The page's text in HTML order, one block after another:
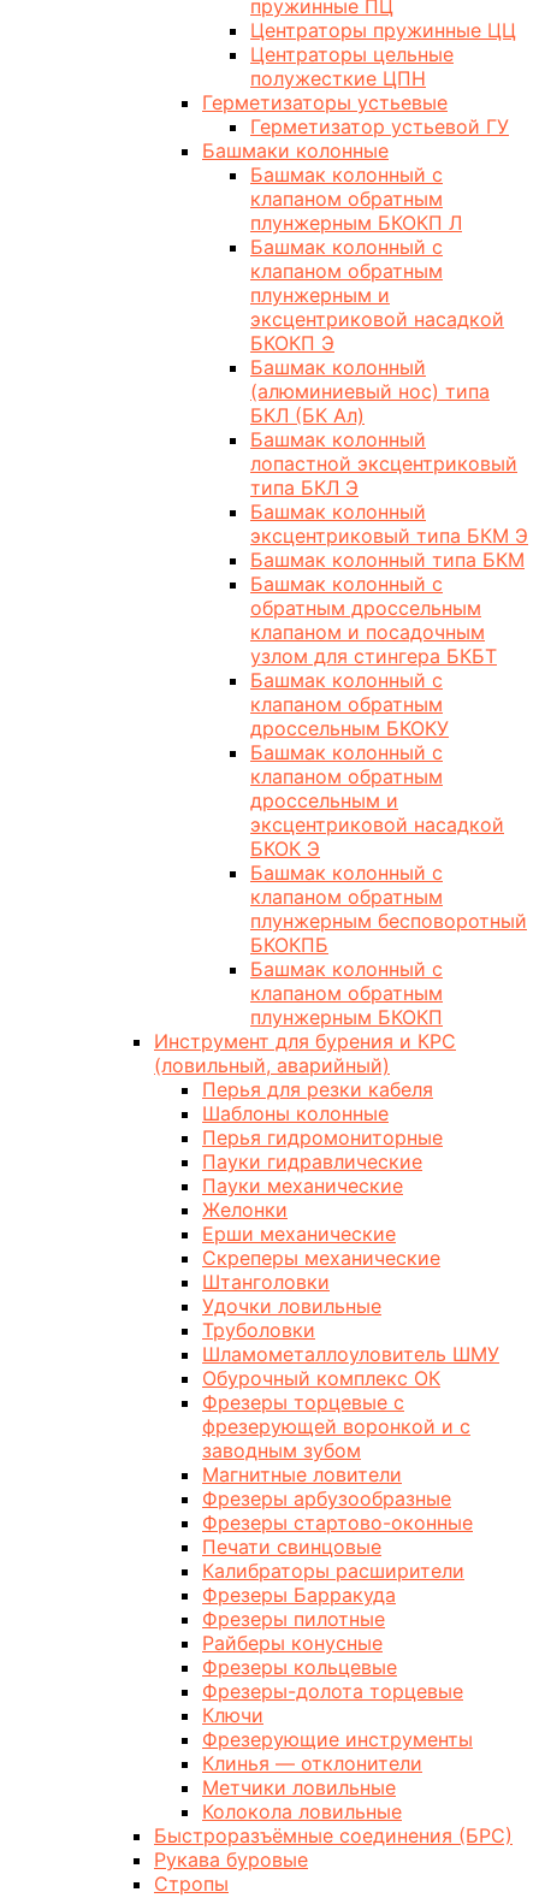
пружинные ПЦ
Центраторы пружинные ЦЦ
Центраторы цельные
полужесткие ЦПН
Герметизаторы устьевые
Герметизатор устьевой ГУ
Башмаки колонные
Башмак колонный с
клапаном обратным
плунжерным БКОКП Л
Башмак колонный с
клапаном обратным
плунжерным и
эксцентриковой насадкой
БКОКП Э
Башмак колонный
(алюминиевый нос) типа
БКЛ (БК Ал)
Башмак колонный
лопастной эксцентриковый
типа БКЛ Э
Башмак колонный
эксцентриковый типа БКМ Э
Башмак колонный типа БКМ
Башмак колонный с
обратным дроссельным
клапаном и посадочным
узлом для стингера БКБТ
Башмак колонный с
клапаном обратным
дроссельным БКОКУ
Башмак колонный с
клапаном обратным
дроссельным и
эксцентриковой насадкой
БКОК Э
Башмак колонный с
клапаном обратным
плунжерным бесповоротный
БКОКПБ
Башмак колонный с
клапаном обратным
плунжерным БКОКП
Инструмент для бурения и КРС
(ловильный, аварийный)
Перья для резки кабеля
Шаблоны колонные
Перья гидромониторные
Пауки гидравлические
Пауки механические
Желонки
Ерши механические
Скреперы механические
Штанголовки
Удочки ловильные
Труболовки
Шламометаллоуловитель ШМУ
Обурочный комплекс ОК
Фрезеры торцевые с
фрезерующей воронкой и с
заводным зубом
Магнитные ловители
Фрезеры арбузообразные
Фрезеры стартово-оконные
Печати свинцовые
Калибраторы расширители
Фрезеры Барракуда
Фрезеры пилотные
Райберы конусные
Фрезеры кольцевые
Фрезеры-долота торцевые
Ключи
Фрезерующие инструменты
Клинья — отклонители
Метчики ловильные
Колокола ловильные
Быстроразъёмные соединения (БРС)
Рукава буровые
Стропы